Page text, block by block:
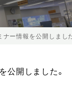
ナー情報を公開しまし
公開しました。